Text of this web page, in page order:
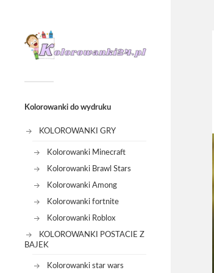
Kolorowanki do wydruku
KOLOROWANKI GRY
Kolorowanki Minecraft
Kolorowanki Brawl Stars
Kolorowanki Among
Kolorowanki fortnite
Kolorowanki Roblox
KOLOROWANKI POSTACIE Z
BAJEK
Kolorowanki star wars